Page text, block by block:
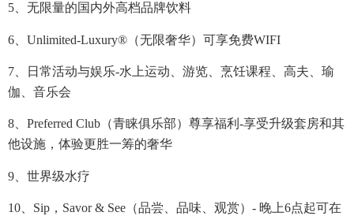
5、无限量的国内外高档品牌饮料
6、Unlimited-Luxury®（无限奢华）可享免费WIFI
7、日常活动与娱乐-水上运动、游览、烹饪课程、高夫、瑜
伽、音乐会
8、Preferred Club（青睐俱乐部）尊享福利-享受升级套房和其
他设施，体验更胜一筹的奢华
9、世界级水疗
10、Sip，Savor & See（品尝、品味、观赏）- 晚上6点起可在